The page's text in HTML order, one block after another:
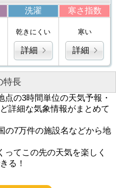
洗濯 寒さ指数
乾きにくい
詳細
寒い
詳細
特長
の3時間単位の天気予報・
詳細な気象情報がまとめて
の7万件の施設名などから地
てこの先の天気を楽しく
る！